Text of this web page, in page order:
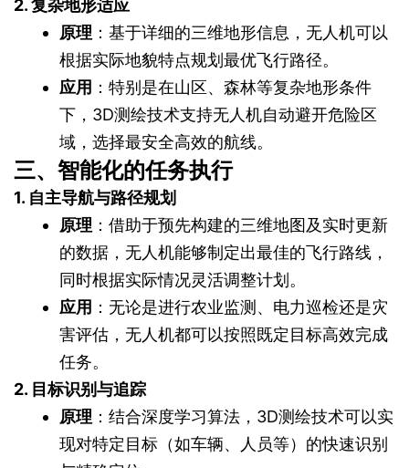
2. 复杂地形适应
原理 ：基于详细的三维地形信息，无人机可以
根据实际地貌特点规划最优飞行路径。
应用 ：特别是在山区、森林等复杂地形条件
下，3D测绘技术支持无人机自动避开危险区
域，选择最安全高效的航线。
三、智能化的任务执行
1. 自主导航与路径规划
原理 ：借助于预先构建的三维地图及实时更新
的数据，无人机能够制定出最佳的飞行路线，
同时根据实际情况灵活调整计划。
应用 ：无论是进行农业监测、电力巡检还是灾
害评估，无人机都可以按照既定目标高效完成
任务。
2. 目标识别与追踪
原理 ：结合深度学习算法，3D测绘技术可以实
现对特定目标（如车辆、人员等）的快速识别